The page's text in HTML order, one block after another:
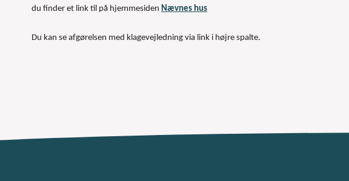
du finder et link til på hjemmesiden Nævnes hus
Du kan se afgørelsen med klagevejledning via link i højre spalte.